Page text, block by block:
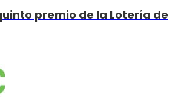
premio de la Lotería de